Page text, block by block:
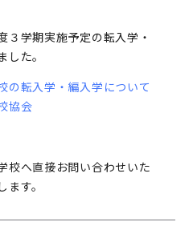
３学期実施予定の転入学・
た。
の転入学・編入学について
協会
校へ直接お問い合わせいた
す。